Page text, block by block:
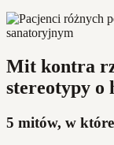
Mit kontra
stereotypy o
5 mitów, w